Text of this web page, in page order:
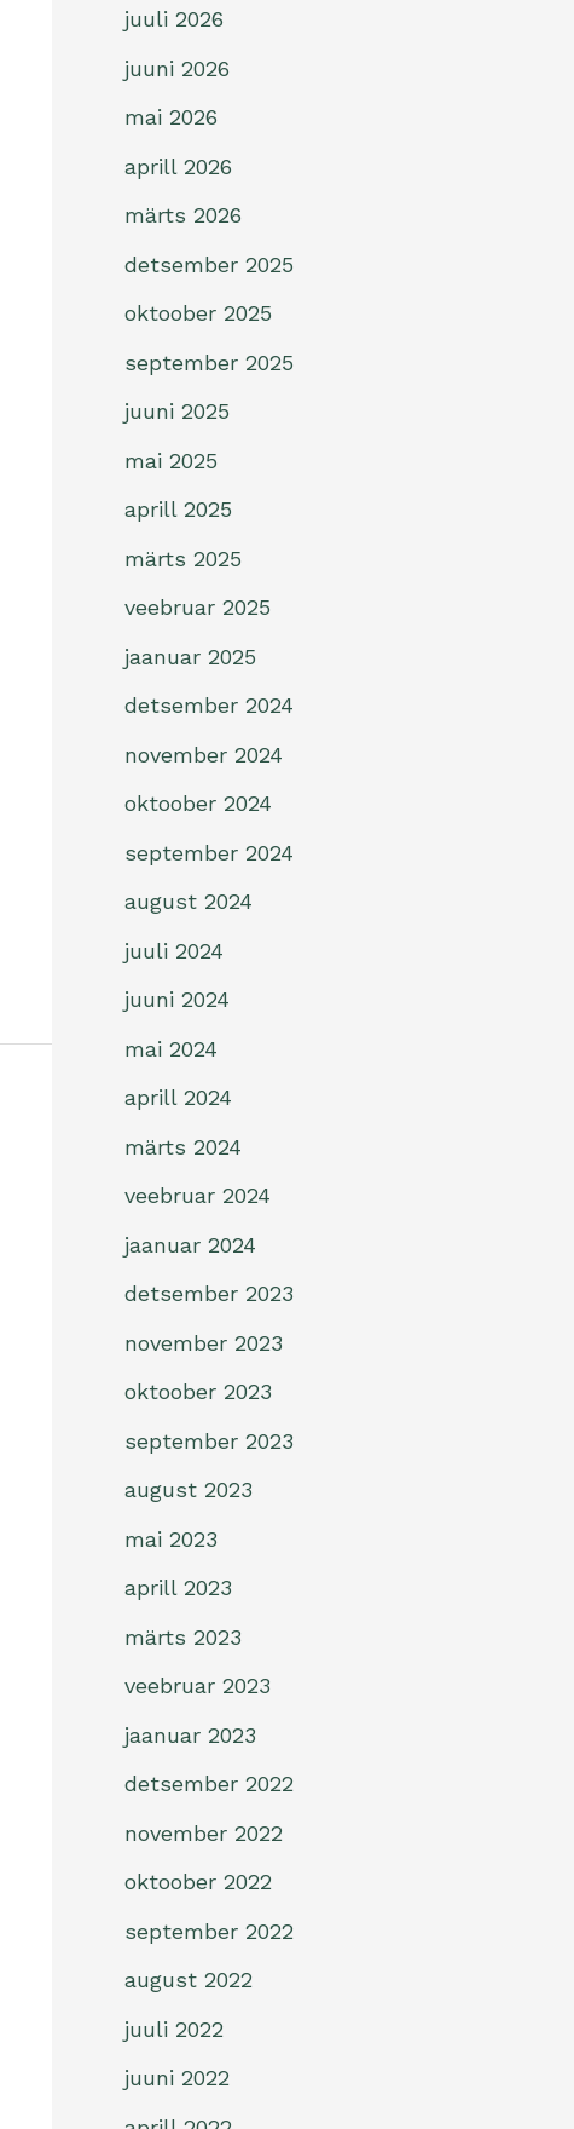
juuli 2026
juuni 2026
mai 2026
aprill 2026
märts 2026
detsember 2025
oktoober 2025
september 2025
juuni 2025
mai 2025
aprill 2025
märts 2025
veebruar 2025
jaanuar 2025
detsember 2024
november 2024
oktoober 2024
september 2024
august 2024
juuli 2024
juuni 2024
mai 2024
aprill 2024
märts 2024
veebruar 2024
jaanuar 2024
detsember 2023
november 2023
oktoober 2023
september 2023
august 2023
mai 2023
aprill 2023
märts 2023
veebruar 2023
jaanuar 2023
detsember 2022
november 2022
oktoober 2022
september 2022
august 2022
juuli 2022
juuni 2022